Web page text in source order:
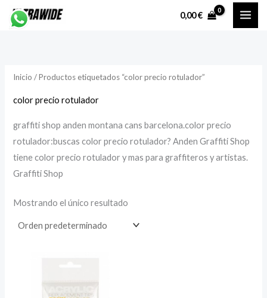
0,00€
Inicio / Productos etiquetados “color precio rotulador”
color precio rotulador
graffiti shop anden montana cans barcelona.color precio
rotulador:buscas color precio rotulador? Anden Graffiti Shop
tiene color precio rotulador y mas para graffiteros y artistas.
Graffiti Shop
Mostrando el único resultado